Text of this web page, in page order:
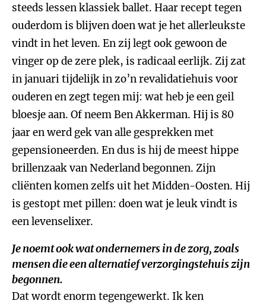
steeds lessen klassiek ballet. Haar recept tegen
ouderdom is blijven doen wat je het allerleukste
vindt in het leven. En zij legt ook gewoon de
vinger op de zere plek, is radicaal eerlijk. Zij zat
in januari tijdelijk in zo’n revalidatiehuis voor
ouderen en zegt tegen mij: wat heb je een geil
bloesje aan. Of neem Ben Akkerman. Hij is 80
jaar en werd gek van alle gesprekken met
gepensioneerden. En dus is hij de meest hippe
brillenzaak van Nederland begonnen. Zijn
cliënten komen zelfs uit het Midden-Oosten. Hij
is gestopt met pillen: doen wat je leuk vindt is
een levenselixer.
Je noemt ook wat ondernemers in de zorg, zoals
mensen die een alternatief verzorgingstehuis zijn
begonnen.
Dat wordt enorm tegengewerkt. Ik ken